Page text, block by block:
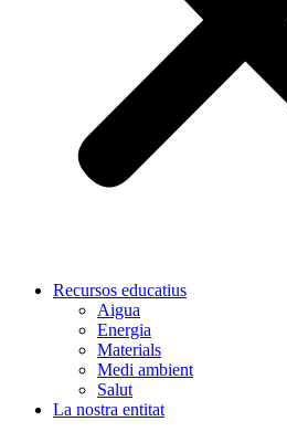
Recursos educatius
Aigua
Energia
Materials
Medi ambient
Salut
La nostra entitat